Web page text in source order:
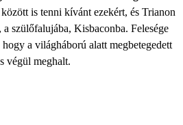
is tenni kívánt ezekért, és Trianon
szülőfalujába, Kisbaconba. Felesége
a világháború alatt megbetegedett
végül meghalt.